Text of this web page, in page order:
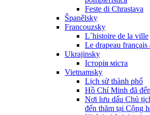
Feste di Chrastava
Španělsky
Francouzsky
L´histoire de la ville
Le drapeau français
Ukrajinsky
Історія міста
Vietnamsky
Lịch sử thành phố
Hồ Chí Minh đã
Nơi lưu dấu Chủ
đến thăm tại Cộng